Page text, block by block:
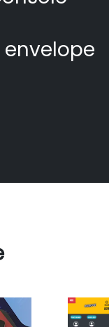
envelope